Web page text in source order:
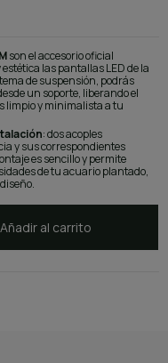
son el accesorio oficial
las pantallas LED de la
de suspensión, podrás
un soporte, liberando el
limpio y minimalista a tu
: dos acoples
y sus correspondientes
es sencillo y permite
de tu acuario plantado,
Añadir al carrito